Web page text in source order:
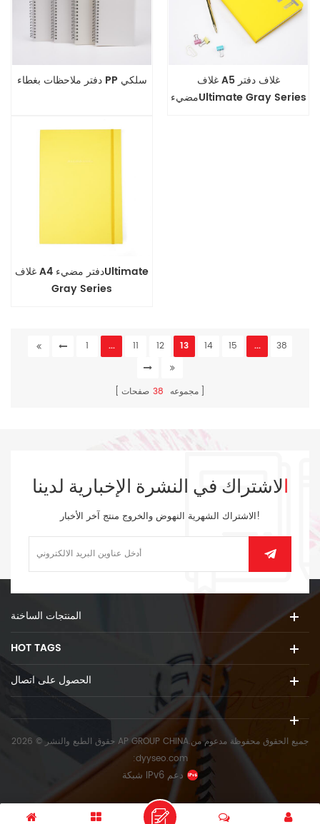
دفتر ملاحظات بغطاء PP سلكي
غلاف A5 غلاف دفتر
مضيءUltimate Gray Series
غلاف A4 دفتر مضيءUltimate
Gray Series
1 ... 11 12 13 14 15 ... 38
مجموعه 38 صفحات
الاشتراك في النشرة الإخبارية لدينا
الاشتراك الشهرية النهوض والخروج منتج آخر الأخبار!
المنتجات الساخنة
HOT TAGS
الحصول على اتصال
حقوق الطبع والنشر © 2026 AP GROUP CHINA.جميع الحقوق محفوظة مدعوم من
:dyyseo.com
شبكة IPv6 دعم